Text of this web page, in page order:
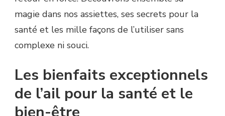
magie dans nos assiettes, ses secrets pour la
santé et les mille façons de l’utiliser sans
complexe ni souci.
Les bienfaits exceptionnels
de l’ail pour la santé et le